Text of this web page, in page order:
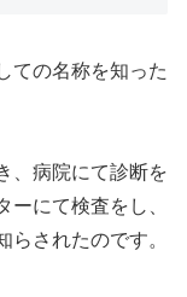
ての名称を知った
、病院にて診断を
にて検査をし、
されたのです。